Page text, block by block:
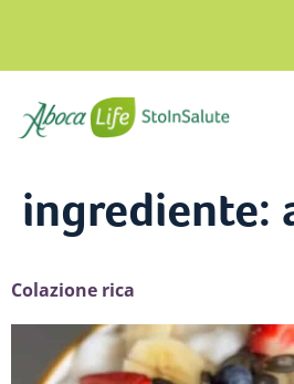
ingrediente:
Colazione rica